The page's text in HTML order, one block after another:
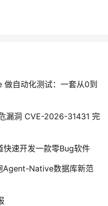
自动化测试：一套从0到
漏洞 CVE-2026-31431 完
速开发一款零Bug软件
Agent-Native数据库新范